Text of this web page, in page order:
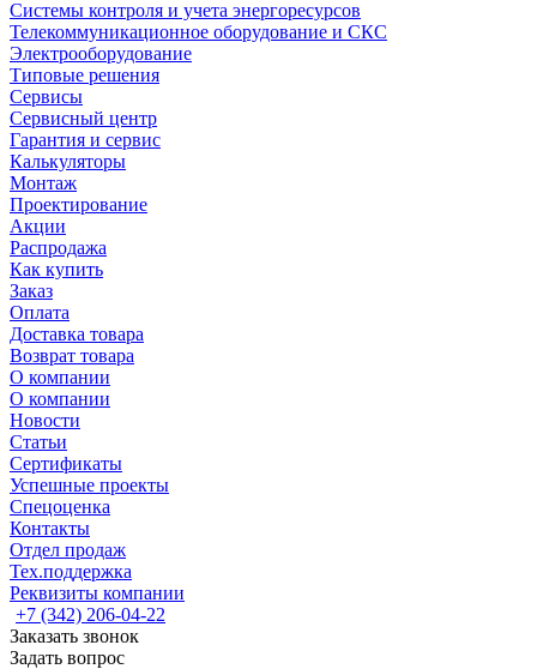
Системы контроля и учета энергоресурсов
Телекоммуникационное оборудование и СКС
Электрооборудование
Типовые решения
Сервисы
Сервисный центр
Гарантия и сервис
Калькуляторы
Монтаж
Проектирование
Акции
Распродажа
Как купить
Заказ
Оплата
Доставка товара
Возврат товара
О компании
О компании
Новости
Статьи
Сертификаты
Успешные проекты
Спецоценка
Контакты
Отдел продаж
Тех.поддержка
Реквизиты компании
+7 (342) 206-04-22
Заказать звонок
Задать вопрос